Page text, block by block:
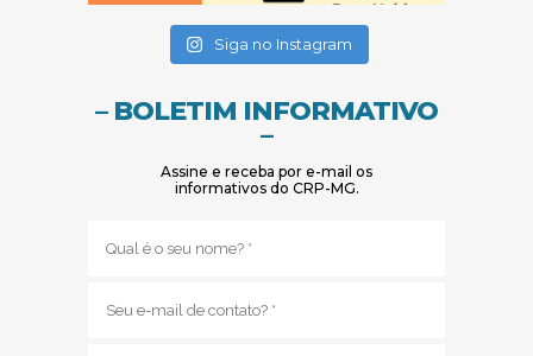
(abre em nova janela)
Siga no Instagram
– BOLETIM INFORMATIVO
–
Assine e receba por e-mail os
informativos do CRP-MG.
mail